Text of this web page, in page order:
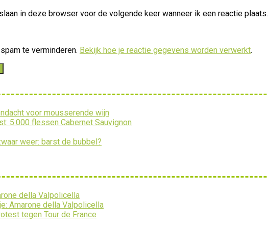
in deze browser voor de volgende keer wanneer ik een reactie plaats.
te verminderen. Bekijk hoe je reactie gegevens worden verwerkt.
voor mousserende wijn
5.000 flessen Cabernet Sauvignon
weer: barst de bubbel?
della Valpolicella
Amarone della Valpolicella
tegen Tour de France